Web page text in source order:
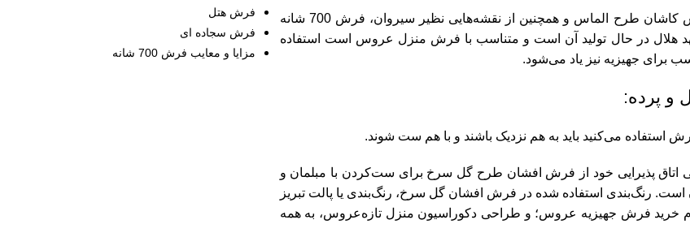
توصیه می‌شود از نقشه‌های افشان در طرح‌های افشان گل سرخ، روژا، فرش کاشان طرح الماس و همچنین از نقشه‌هایی نظیر سیروان، فرش 700 شانه
در حال تولید آن است و متناسب با فرش منزل عروس است استفاده
برای جهیزیه نیز یاد می‌شود.
استفاده می‌کنید باید به هم نزدیک باشند و با هم ست شوند.
اتاق پذیرایی خود از فرش افشان طرح گل سرخ برای ست‌کردن با مبلمان و
است. رنگ‌بندی استفاده شده در فرش افشان گل سرخ، رنگ‌بندی یا پالت تبریز
خرید فرش جهیزیه عروس؛ و طراحی دکوراسیون منزل تازه‌عروس، به همه
فرش هتل
فرش سجاده ای
مزایا و معایب فرش 700 شانه